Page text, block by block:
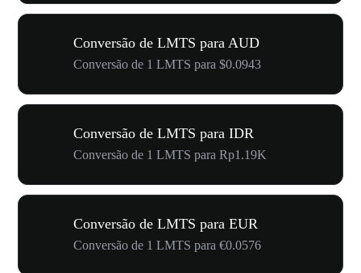
Conversão de LMTS para AUD
Conversão de 1 LMTS para $0.0943
Conversão de LMTS para IDR
Conversão de 1 LMTS para Rp1.19K
Conversão de LMTS para EUR
Conversão de 1 LMTS para €0.0576